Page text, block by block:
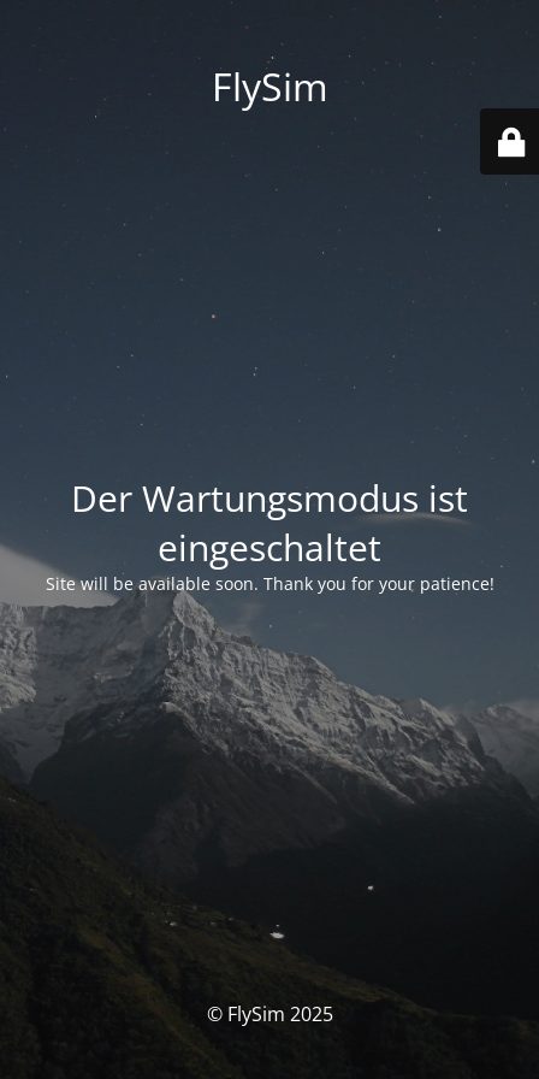
FlySim
Der Wartungsmodus ist
eingeschaltet
Site will be available soon. Thank you for your patience!
© FlySim 2025